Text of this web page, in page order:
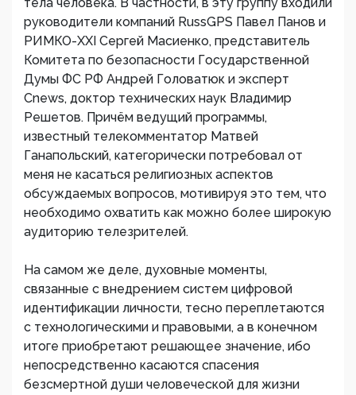
руководители компаний RussGPS Павел Панов и
РИМКО-XXI Сергей Масиенко, представитель
Комитета по безопасности Государственной
Думы ФС РФ Андрей Головатюк и эксперт
Cnews, доктор технических наук Владимир
Решетов. Причём ведущий программы,
известный телекомментатор Матвей
Ганапольский, категорически потребовал от
меня не касаться религиозных аспектов
обсуждаемых вопросов, мотивируя это тем, что
необходимо охватить как можно более широкую
аудиторию телезрителей.
На самом же деле, духовные моменты,
связанные с внедрением систем цифровой
идентификации личности, тесно переплетаются
с технологическими и правовыми, а в конечном
итоге приобретают решающее значение, ибо
непосредственно касаются спасения
безсмертной души человеческой для жизни